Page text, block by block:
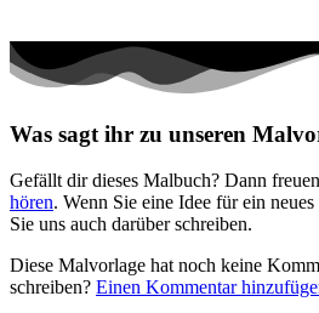
Musik und Musikinstrumente
Sommer und Feiertage
Sport
Teddys und Pferde
Tiere und Natur
Was sagt ihr zu unseren
Gefällt dir dieses Malbuch? Dann
hören. Wenn Sie eine Idee für ein
Sie uns auch darüber schreiben.
Diese Malvorlage hat noch keine
schreiben? Einen Kommentar